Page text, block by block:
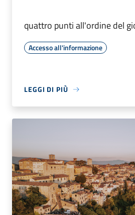
quattro punti all'ordine del
Accesso all'informazione
LEGGI DI PIÙ